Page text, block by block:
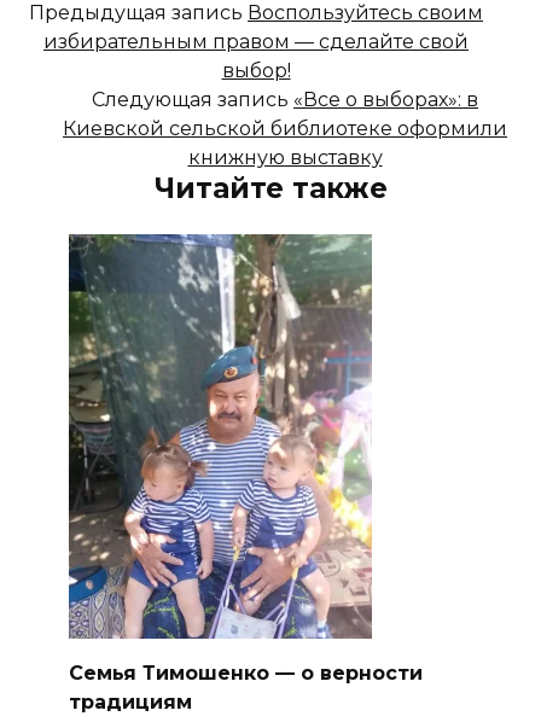
Предыдущая запись Воспользуйтесь своим
избирательным правом — сделайте свой
выбор!
Следующая запись «Все о выборах»: в
Киевской сельской библиотеке оформили
книжную выставку
Читайте также
Семья Тимошенко — о верности
традициям